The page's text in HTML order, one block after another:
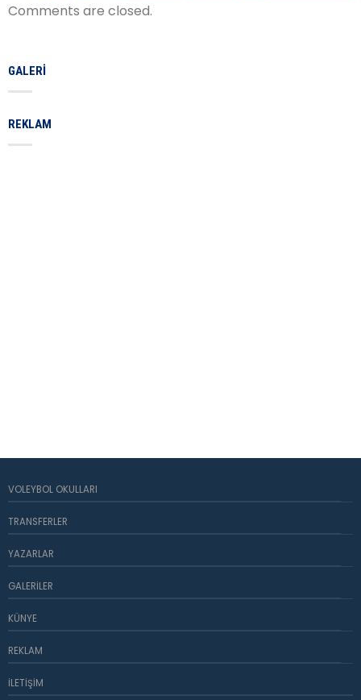
Comments are closed.
GALERI
REKLAM
VOLEYBOL OKULLARI
TRANSFERLER
YAZARLAR
GALERILER
KÜNYE
REKLAM
İLETIŞIM